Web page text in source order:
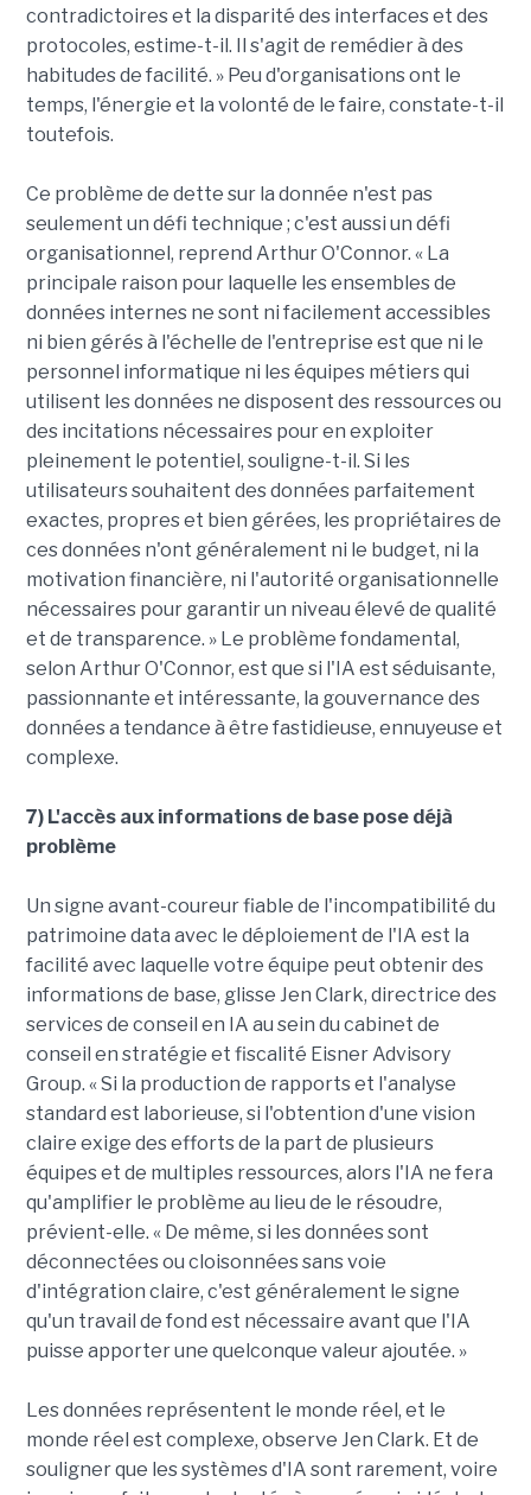
contradictoires et la disparité des interfaces et des
protocoles, estime-t-il. Il s'agit de remédier à des
habitudes de facilité. » Peu d'organisations ont le
temps, l'énergie et la volonté de le faire, constate-t-il
toutefois.
Ce problème de dette sur la donnée n'est pas
seulement un défi technique ; c'est aussi un défi
organisationnel, reprend Arthur O'Connor. « La
principale raison pour laquelle les ensembles de
données internes ne sont ni facilement accessibles
ni bien gérés à l'échelle de l'entreprise est que ni le
personnel informatique ni les équipes métiers qui
utilisent les données ne disposent des ressources ou
des incitations nécessaires pour en exploiter
pleinement le potentiel, souligne-t-il. Si les
utilisateurs souhaitent des données parfaitement
exactes, propres et bien gérées, les propriétaires de
ces données n'ont généralement ni le budget, ni la
motivation financière, ni l'autorité organisationnelle
nécessaires pour garantir un niveau élevé de qualité
et de transparence. » Le problème fondamental,
selon Arthur O'Connor, est que si l'IA est séduisante,
passionnante et intéressante, la gouvernance des
données a tendance à être fastidieuse, ennuyeuse et
complexe.
7) L'accès aux informations de base pose déjà
problème
Un signe avant-coureur fiable de l'incompatibilité du
patrimoine data avec le déploiement de l'IA est la
facilité avec laquelle votre équipe peut obtenir des
informations de base, glisse Jen Clark, directrice des
services de conseil en IA au sein du cabinet de
conseil en stratégie et fiscalité Eisner Advisory
Group. « Si la production de rapports et l'analyse
standard est laborieuse, si l'obtention d'une vision
claire exige des efforts de la part de plusieurs
équipes et de multiples ressources, alors l'IA ne fera
qu'amplifier le problème au lieu de le résoudre,
prévient-elle. « De même, si les données sont
déconnectées ou cloisonnées sans voie
d'intégration claire, c'est généralement le signe
qu'un travail de fond est nécessaire avant que l'IA
puisse apporter une quelconque valeur ajoutée. »
Les données représentent le monde réel, et le
monde réel est complexe, observe Jen Clark. Et de
souligner que les systèmes d'IA sont rarement, voire